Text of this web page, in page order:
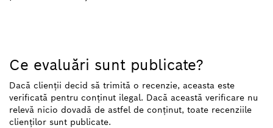
Ce evaluări sunt publicate?
Dacă clienții decid să trimită o recenzie, aceasta este
verificată pentru conținut ilegal. Dacă această verificare nu
relevă nicio dovadă de astfel de conținut, toate recenziile
clienților sunt publicate.